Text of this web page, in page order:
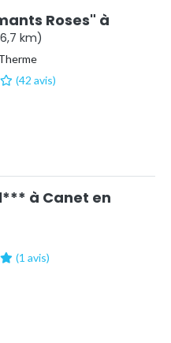
Roses" à
km)
(42 avis)
à Canet en
(1 avis)